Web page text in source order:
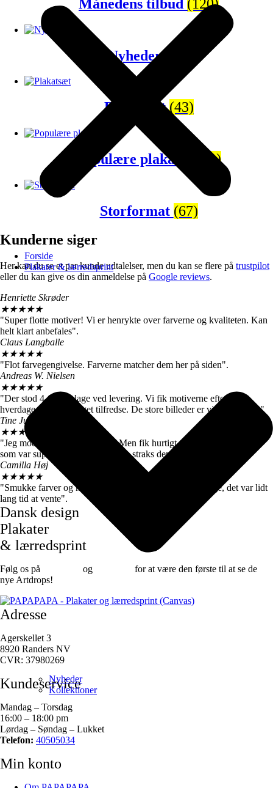
Forside
Plakater & lærredsprint
Nyheder
Kollektioner
Månedens tilbud (120)
Nyheder
Plakatsæt(43)
Populære plakater (81)
Storformat (67)
Kunderne siger
Her kan du se et par kunde udtalelser, men du kan se flere på trustpilot
eller du kan give os din anmeldelse på Google reviews.
Henriette Skrøder
★★★★★
"Super flotte motiver! Vi er henrykte over farverne og kvaliteten. Kan
helt klart anbefales".
Claus Langballe
★★★★★
"Flot farvegengivelse. Farverne matcher dem her på siden".
Andreas W. Nielsen
★★★★★
"Der stod 4-6 hverdage ved levering. Vi fik motiverne efter 3
hverdage, så vi er meget tilfredse. De store billeder er virkelig flotte."
Tine Juul
★★★
"Jeg modtog en forkert plakat. Men fik hurtigt talt med kundeservice
som var super søde og sendte mig straks den rigtige".
Camilla Høj
★★★★★
"Smukke farver og motiver, de kom dog først efter 7 dage, det var lidt
lang tid at vente".
Dansk design
Plakater
& lærredsprint
Følg os på og
for at være den første til at se de
nye Artdrops!
Adresse
Agerskellet 3
8920 Randers NV
CVR: 37980269
Kundeservice
Mandag – Torsdag
16:00 – 18:00 pm
Lørdag – Søndag – Lukket
Telefon: 40505034
Min konto